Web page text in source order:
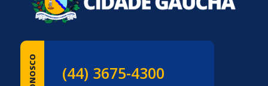
(44) 3675-4300